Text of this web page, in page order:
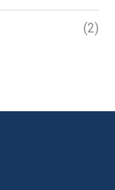
(2)